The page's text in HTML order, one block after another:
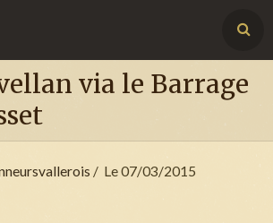
via le Barrage
Le 07/03/2015